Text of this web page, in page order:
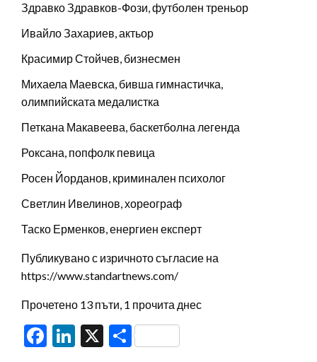
Здравко Здравков-Фози, футболен треньор
Ивайло Захариев, актьор
Красимир Стойчев, бизнесмен
Михаела Маевска, бивша гимнастичка,
олимпийската медалистка
Петкана Макавеева, баскетболна легенда
Роксана, попфолк певица
Росен Йорданов, криминален психолог
Светлин Ивелинов, хореограф
Таско Ерменков, енергиен експерт
Публикувано с изричното съгласие на
https://www.standartnews.com/
Прочетено 13 пъти, 1 прочита днес
Facebook
LinkedIn
X Share